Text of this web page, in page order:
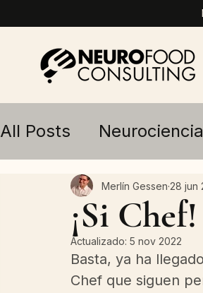
All Posts Neurociencia
Marketing
¡Si
Merlín Gessen 28 jun
Actualizado: 5 nov 2022
Basta, ya ha
Chef que siguen